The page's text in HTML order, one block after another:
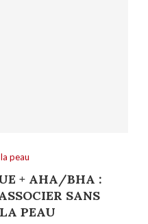
peau
+ AHA/BHA :
SANS
PEAU